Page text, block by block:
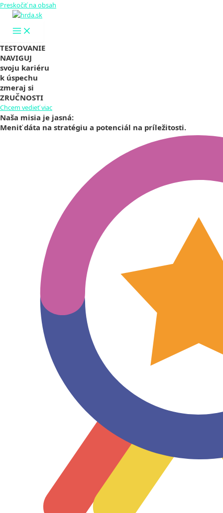
Preskočiť na obsah
TESTOVANIE
NAVIGUJ
svoju kariéru
k úspechu
zmeraj si
ZRUČNOSTI
Chcem vedieť viac
Naša misia je jasná:
Meniť dáta na stratégiu a potenciál na príležitosti.